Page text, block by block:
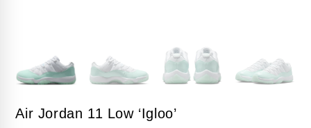
Air Jordan 11 Low ‘Igloo’